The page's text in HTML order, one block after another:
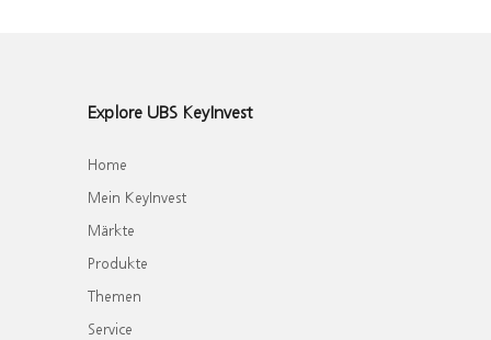
Explore UBS KeyInvest
Home
Mein KeyInvest
Märkte
Produkte
Themen
Service